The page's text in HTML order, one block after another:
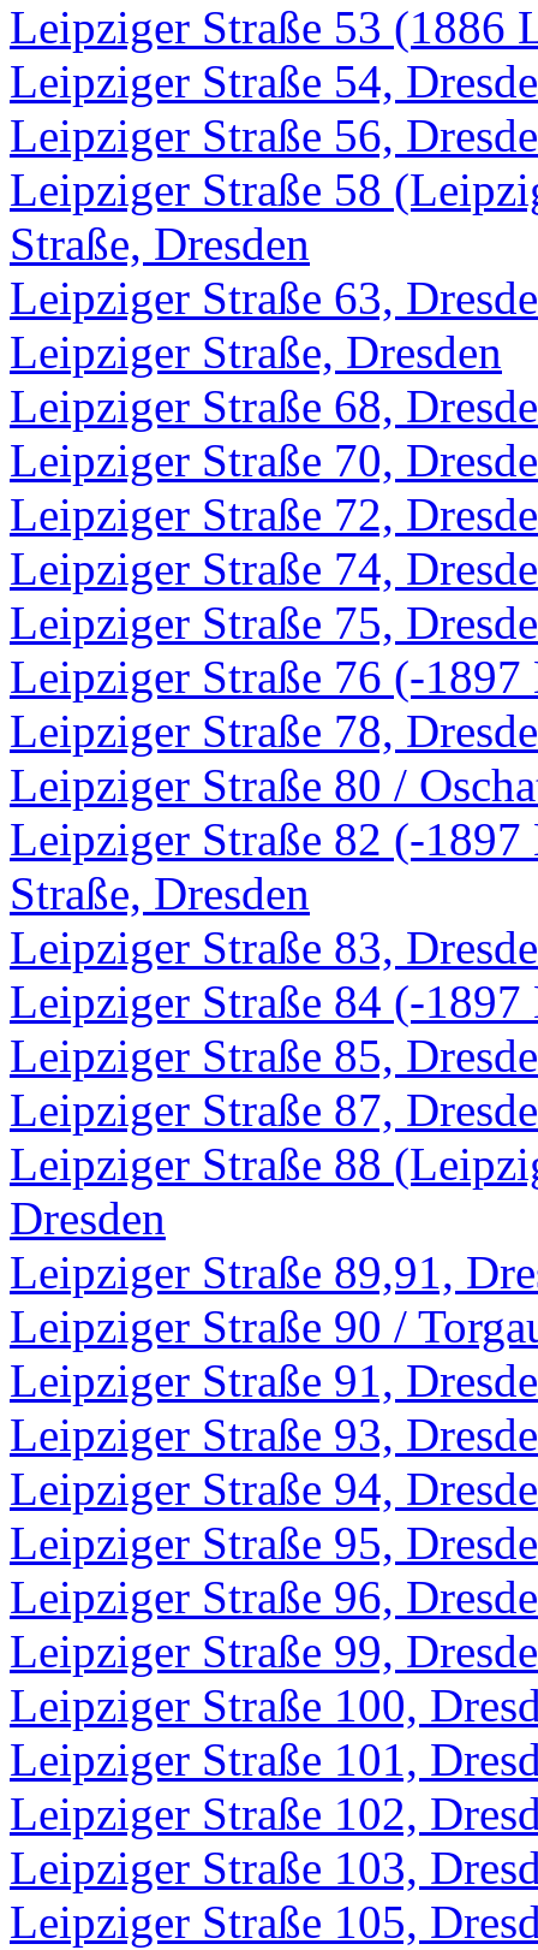
Leipziger Straße 53 (1886
Leipziger Straße 54,
Leipziger Straße 56,
Leipziger Straße 58
Straße, Dresden
Leipziger Straße 63,
Leipziger Straße, Dresden
Leipziger Straße 68,
Leipziger Straße 70,
Leipziger Straße 72,
Leipziger Straße 74,
Leipziger Straße 75,
Leipziger Straße 76 (-
Leipziger Straße 78,
Leipziger Straße 80 /
Leipziger Straße 82 (-
Straße, Dresden
Leipziger Straße 83,
Leipziger Straße 84 (-
Leipziger Straße 85,
Leipziger Straße 87,
Leipziger Straße 88
Dresden
Leipziger Straße 89,91,
Leipziger Straße 90 /
Leipziger Straße 91,
Leipziger Straße 93,
Leipziger Straße 94,
Leipziger Straße 95,
Leipziger Straße 96,
Leipziger Straße 99,
Leipziger Straße 100,
Leipziger Straße 101,
Leipziger Straße 102,
Leipziger Straße 103,
Leipziger Straße 105,